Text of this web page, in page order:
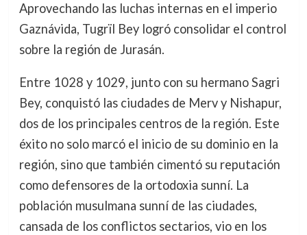
Aprovechando las luchas internas en el imperio
Gaznávida, Tugrïl Bey logró consolidar el control
sobre la región de Jurasán.
Entre 1028 y 1029, junto con su hermano Sagri
Bey, conquistó las ciudades de Merv y Nishapur,
dos de los principales centros de la región. Este
éxito no solo marcó el inicio de su dominio en la
región, sino que también cimentó su reputación
como defensores de la ortodoxia sunní. La
población musulmana sunní de las ciudades,
cansada de los conflictos sectarios, vio en los